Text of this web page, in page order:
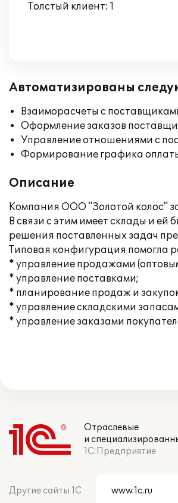
Толстый клиент: 1
Автоматизированы
Взаиморасчеты с
Оформление заказов
Управление отношениями с
Формирование графика
Описание
Компания ООО "Золотой колос"
В связи с этим имеет склады и
решения поставленных задач
Типовая конфигурация помогла
* управление продажами
* управление поставками;
* планирование продаж и
* управление складскими
* управление заказами
Отраслевые
и
1С:Предприятие
Другие сайты 1С